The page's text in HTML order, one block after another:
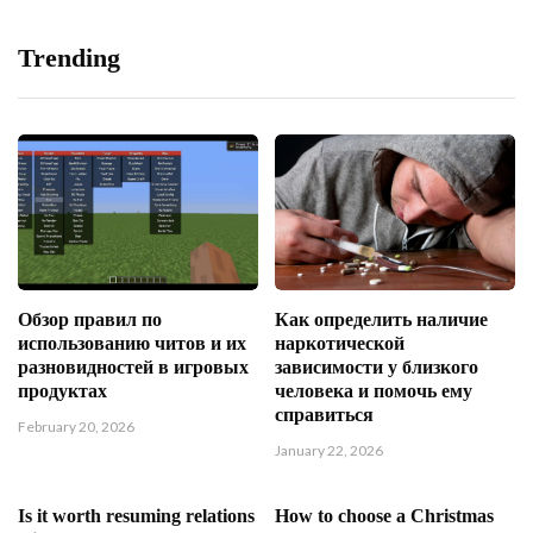
Trending
Обзор правил по
использованию читов и их
разновидностей в игровых
продуктах
February 20, 2026
Как определить наличие
наркотической
зависимости у близкого
человека и помочь ему
справиться
January 22, 2026
Is it worth resuming relations
How to choose a Christmas